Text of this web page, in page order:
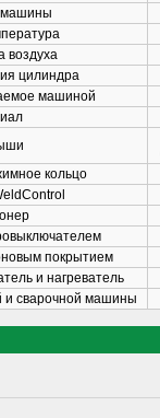
воздуха
цилиндра
машиной
кольцо
покрытием
и нагреватель
и сварочной машины